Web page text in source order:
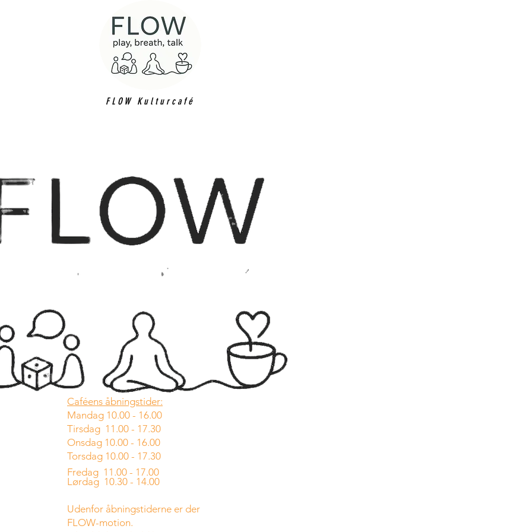
FLOW Kulturcafé
Caféens åbningstider:
Mandag 10.00 - 16.00
Tirsdag 11.00 - 17.30
Onsdag 10.00 - 16.00
Torsdag 10.00 - 17.30
Fredag 11.00 - 17.00
Lørdag 10.30 - 14.00
Udenfor åbningstiderne er der
FLOW-motion.